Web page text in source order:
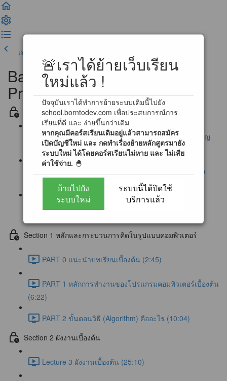
🚨เราได้ย้ายเว็บเรียน
ใหม่แล้ว !
ปัจจุบันเราได้ทำการย้ายระบบเดิมนี้ไปยัง
school.borntodev.com เพื่อประสบการณ์การ
เรียนที่ดี และ ง่ายขึ้นกว่าเดิม
หากคุณมีคอร์สเรียนเดิมอยู่แล้วสามารถสมัคร
เปิดบัญชีใหม่ และ กดทำเรื่องย้ายหลักสูตรมายัง
ระบบใหม่ ได้โดยคอร์สเรียนไม่หาย และ ไม่เสีย
ค่าใช้จ่าย. 🐣
ย้ายไปยัง
ระบบใหม่
ระบบนี้ได้ปิดใช้
บริการแล้ว
เลคเชอร์ก่อนหน้า
Basic Problem Solving for
Programming
ข่าวสาร และ ข้อตกลงในการเรียน
ประกาศ : แก้ไขช่องทางการส่งอีเมลแบบฝึกหัด ! (สำคัญ
มาก !!)
ประกาศ : ผู้เรียนสามารถทำแบบฝึกหัดผ่านระบบตรวจ
อัตโนมัติได้แล้ว !! [สำคัญมาก]
ประกาศ : การเข้าใช้งาน Online Programming
Section 1 หลักและกระบวนการคิดในรูปแบบคอมพิวเตอร์
PART 0 แนะนำบทเรียนเบื้องต้น (2:45)
PART 1 หลักการทำงานของโปรแกรมคอมพิวเตอร์เบื้องต้น
(6:22)
PART 2 ขั้นตอนวิธี (Algorithm) คืออะไร (10:04)
Section 2 ผังงานเบื้องต้น
Lecture 3 ผังงานเบื้องต้น (25:10)